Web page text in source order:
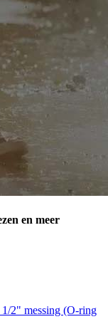
en meer
2" messing (O-ring